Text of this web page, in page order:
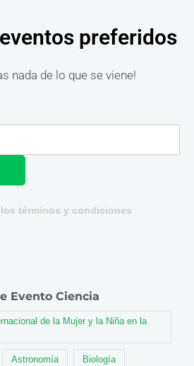
preferidos
nada de lo que se viene!
términos y condiciones
Evento Ciencia
de la Mujer y la Niña en la
Astronomía Biología